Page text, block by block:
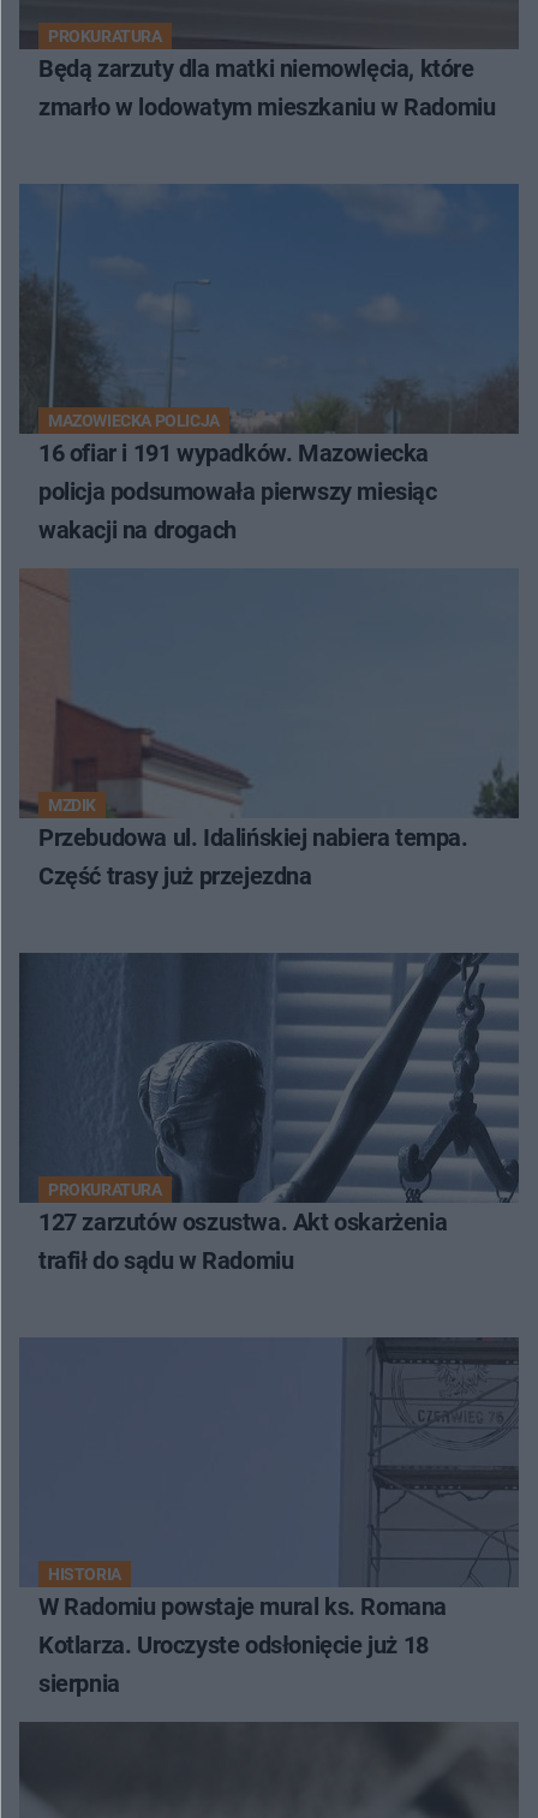
PROKURATURA
Będą zarzuty dla matki niemowlęcia, które
zmarło w lodowatym mieszkaniu w Radomiu
MAZOWIECKA POLICJA
16 ofiar i 191 wypadków. Mazowiecka
policja podsumowała pierwszy miesiąc
wakacji na drogach
MZDIK
Przebudowa ul. Idalińskiej nabiera tempa.
Część trasy już przejezdna
PROKURATURA
127 zarzutów oszustwa. Akt oskarżenia
trafił do sądu w Radomiu
HISTORIA
W Radomiu powstaje mural ks. Romana
Kotlarza. Uroczyste odsłonięcie już 18
sierpnia